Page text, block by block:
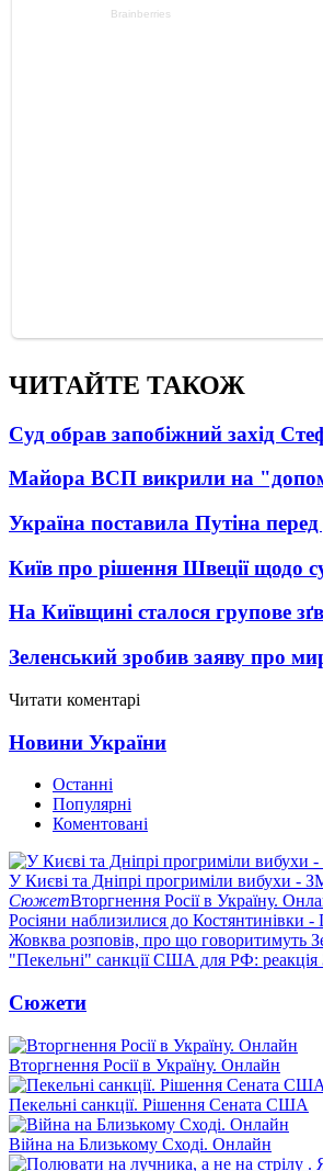
ЧИТАЙТЕ ТАКОЖ
Суд обрав запобіжний захід
Майора ВСП викрили на
Україна поставила Путіна
Київ про рішення Швеції щодо
На Київщині сталося групове
Зеленський зробив заяву про
Читати коментарі
Новини України
Останні
Популярні
Коментовані
У Києві та Дніпрі прогриміли вибухи -
СюжетВторгнення Росії в Україну.
Росіяни наблизилися до Костянтинівки -
Жовква розповів, про що говоритимуть
"Пекельні" санкції США для РФ: реакція
Сюжети
Вторгнення Росії в Україну. Онлайн
Пекельні санкції. Рішення Сената США
Війна на Близькому Сході. Онлайн